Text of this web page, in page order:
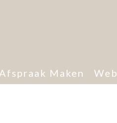
Maken